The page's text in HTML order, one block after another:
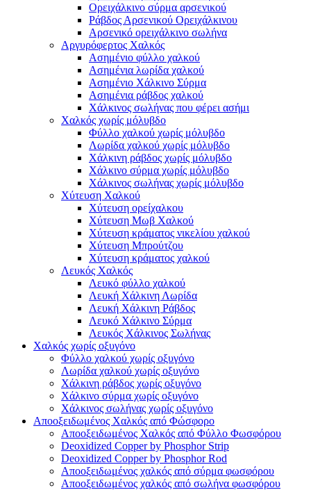
Ορειχάλκινο σύρμα αρσενικού
Ράβδος Αρσενικού Ορειχάλκινου
Αρσενικό ορειχάλκινο σωλήνα
Αργυρόφερτος Χαλκός
Ασημένιο φύλλο χαλκού
Ασημένια λωρίδα χαλκού
Ασημένιο Χάλκινο Σύρμα
Ασημένια ράβδος χαλκού
Χάλκινος σωλήνας που φέρει ασήμι
Χαλκός χωρίς μόλυβδο
Φύλλο χαλκού χωρίς μόλυβδο
Λωρίδα χαλκού χωρίς μόλυβδο
Χάλκινη ράβδος χωρίς μόλυβδο
Χάλκινο σύρμα χωρίς μόλυβδο
Χάλκινος σωλήνας χωρίς μόλυβδο
Χύτευση Χαλκού
Χύτευση ορείχαλκου
Χύτευση Μωβ Χαλκού
Χύτευση κράματος νικελίου χαλκού
Χύτευση Μπρούτζου
Χύτευση κράματος χαλκού
Λευκός Χαλκός
Λευκό φύλλο χαλκού
Λευκή Χάλκινη Λωρίδα
Λευκή Χάλκινη Ράβδος
Λευκό Χάλκινο Σύρμα
Λευκός Χάλκινος Σωλήνας
Χαλκός χωρίς οξυγόνο
Φύλλο χαλκού χωρίς οξυγόνο
Λωρίδα χαλκού χωρίς οξυγόνο
Χάλκινη ράβδος χωρίς οξυγόνο
Χάλκινο σύρμα χωρίς οξυγόνο
Χάλκινος σωλήνας χωρίς οξυγόνο
Αποοξειδωμένος Χαλκός από Φώσφορο
Αποοξειδωμένος Χαλκός από Φύλλο Φωσφόρου
Deoxidized Copper by Phosphor Strip
Deoxidized Copper by Phosphor Rod
Αποοξειδωμένος χαλκός από σύρμα φωσφόρου
Αποοξειδωμένος χαλκός από σωλήνα φωσφόρου